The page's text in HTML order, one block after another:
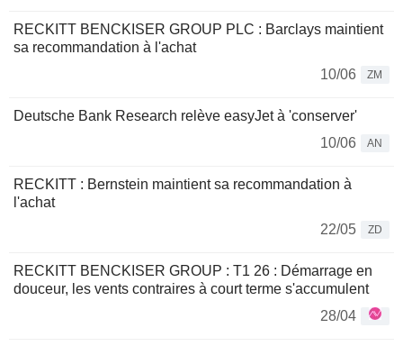
RECKITT BENCKISER GROUP PLC : Barclays maintient
sa recommandation à l'achat
10/06
ZM
Deutsche Bank Research relève easyJet à 'conserver'
10/06
AN
RECKITT : Bernstein maintient sa recommandation à
l'achat
22/05
ZD
RECKITT BENCKISER GROUP : T1 26 : Démarrage en
douceur, les vents contraires à court terme s'accumulent
28/04